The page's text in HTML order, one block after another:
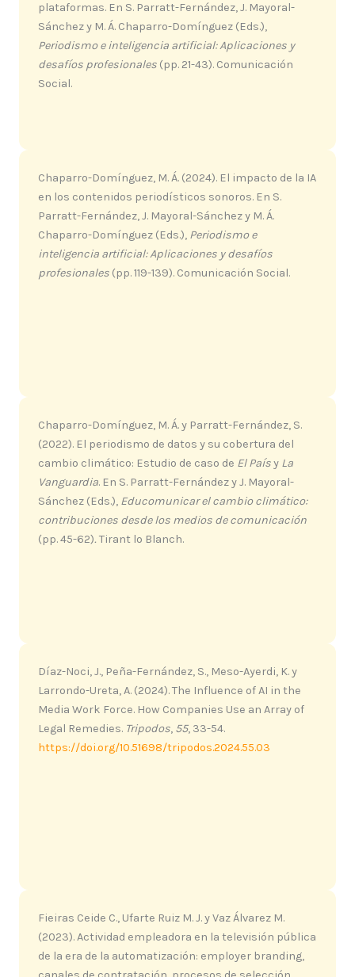
plataformas. En S. Parratt-Fernández, J. Mayoral-
Sánchez y M. Á. Chaparro-Domínguez (Eds.),
Periodismo e inteligencia artificial: Aplicaciones y
desafíos profesionales (pp. 21-43). Comunicación
Social.
Chaparro-Domínguez, M. Á. (2024). El impacto de la IA
en los contenidos periodísticos sonoros. En S.
Parratt-Fernández, J. Mayoral-Sánchez y M. Á.
Chaparro-Domínguez (Eds.), Periodismo e
inteligencia artificial: Aplicaciones y desafíos
profesionales (pp. 119-139). Comunicación Social.
Chaparro-Domínguez, M. Á. y Parratt-Fernández, S.
(2022). El periodismo de datos y su cobertura del
cambio climático: Estudio de caso de El Paísy La
Vanguardia. En S. Parratt-Fernández y J. Mayoral-
Sánchez (Eds.), Educomunicar el cambio climático:
contribuciones desde los medios de comunicación
(pp. 45-62). Tirant lo Blanch.
Díaz-Noci, J., Peña-Fernández, S., Meso-Ayerdi, K. y
Larrondo-Ureta, A. (2024). The Influence of AI in the
Media Work Force. How Companies Use an Array of
Legal Remedies. Tripodos, 55, 33-54.
https://doi.org/10.51698/tripodos.2024.55.03
Fieiras Ceide C., Ufarte Ruiz M. J. y Vaz Álvarez M.
(2023). Actividad empleadora en la televisión pública
de la era de la automatización: employer branding,